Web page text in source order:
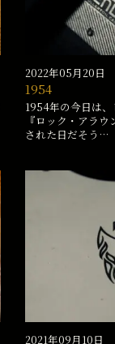
2022年05月20日
1954
1954年の今日は
『ロック・アラ
された日だそう…
2021年09月10日